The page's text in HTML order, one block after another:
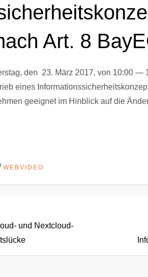
Art. 8
den 23. März 2017, von 10:00
eines
geeig­net im Hin­blick auf die
WEBVIDEO
und Nextcloud-